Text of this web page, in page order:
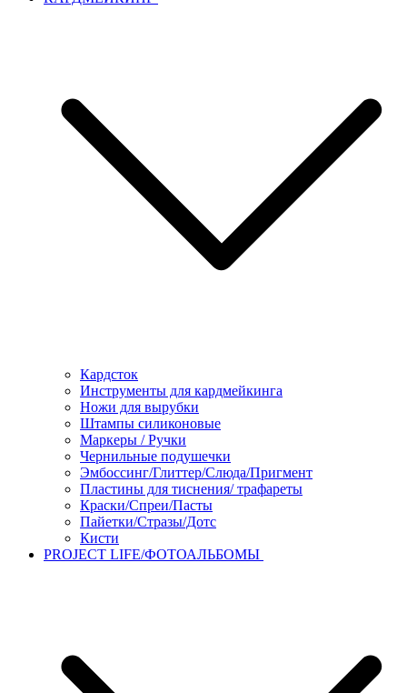
Кардсток
Инструменты для кардмейкинга
Ножи для вырубки
Штампы силиконовые
Маркеры / Ручки
Чернильные подушечки
Эмбоссинг/Глиттер/Слюда/Пригмент
Пластины для тиснения/ трафареты
Краски/Спреи/Пасты
Пайетки/Стразы/Дотс
Кисти
PROJECT LIFE/ФОТОАЛЬБОМЫ